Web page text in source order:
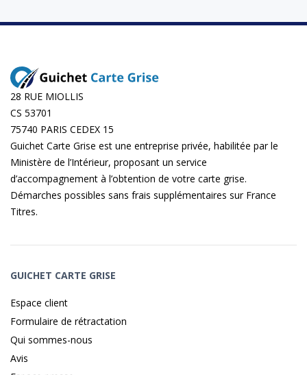
28 RUE MIOLLIS
CS 53701
75740 PARIS CEDEX 15
Guichet Carte Grise est une entreprise privée, habilitée par le
Ministère de l’Intérieur, proposant un service
d’accompagnement à l’obtention de votre carte grise.
Démarches possibles sans frais supplémentaires sur France
Titres.
GUICHET CARTE GRISE
Espace client
Formulaire de rétractation
Qui sommes-nous
Avis